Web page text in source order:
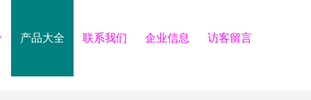
产品大全 联系我们 企业信息 访客留言